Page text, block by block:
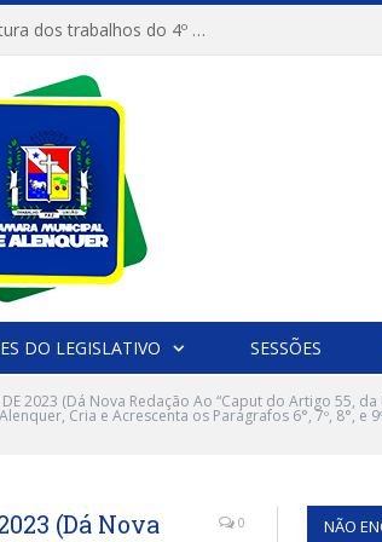
Câmara Municipal de Alenquer realiza abertura dos trabalhos do 4º Período Legislativo
DO LEGISLATIVO SESSÕES
DE 2023 (Dá Nova Redação Ao “Caput do Artigo 55,
Cria e Acrescenta os Parágrafos 6°, 7º, 8°, e
(Dá Nova 0 NÃO